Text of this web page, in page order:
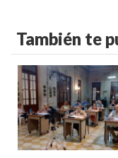
También te